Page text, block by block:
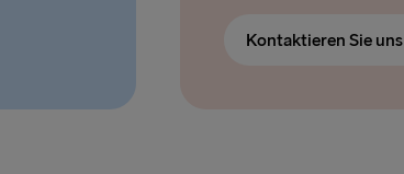
Kontaktieren Sie uns